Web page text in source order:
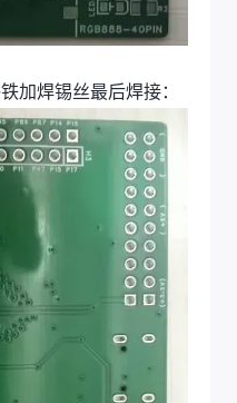
加焊锡丝最后焊接：